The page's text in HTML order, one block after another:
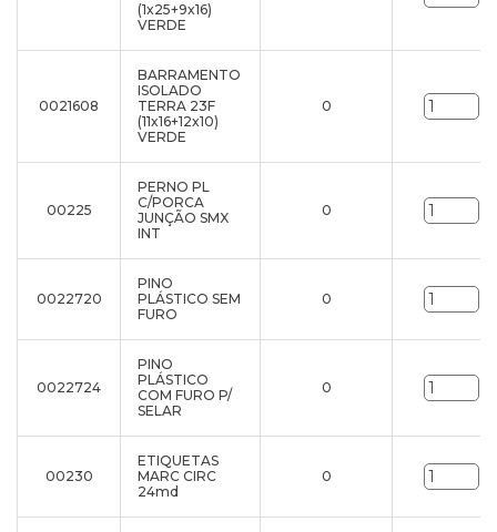
(1x25+9x16)
VERDE
0021608
BARRAMENTO
ISOLADO
TERRA 23F
(11x16+12x10)
VERDE
0
00225
PERNO PL
C/PORCA
JUNÇÃO SMX
INT
0
0022720
PINO
PLÁSTICO SEM
FURO
0
0022724
PINO
PLÁSTICO
COM FURO P/
SELAR
0
00230
ETIQUETAS
MARC CIRC
24md
0